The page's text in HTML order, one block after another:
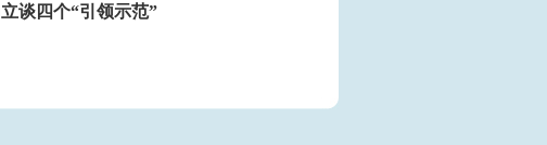
谈四个“引领示范”